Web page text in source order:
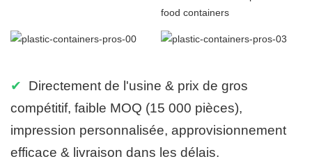
✔
Directement de l'usine & prix de gros
compétitif, faible MOQ (15 000 pièces),
impression personnalisée, approvisionnement
efficace & livraison dans les délais.